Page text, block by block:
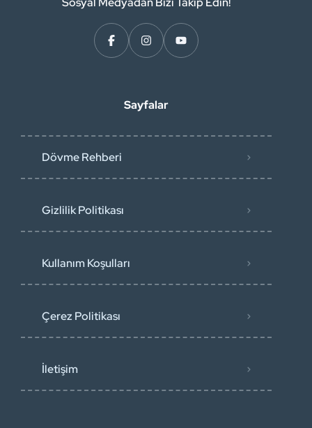
Sayfalar
Dövme Rehberi
Gizlilik Politikası
Kullanım Koşulları
Çerez Politikası
İletişim